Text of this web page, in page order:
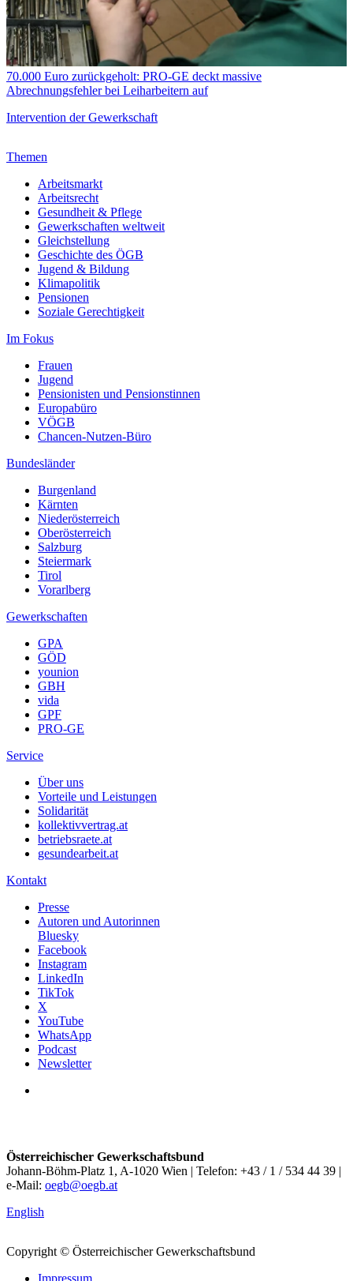
70.000 Euro zurückgeholt: PRO-GE deckt massive
Abrechnungsfehler bei Leiharbeitern auf
Intervention der Gewerkschaft
Themen
Arbeitsmarkt
Arbeitsrecht
Gesundheit & Pflege
Gewerkschaften weltweit
Gleichstellung
Geschichte des ÖGB
Jugend & Bildung
Klimapolitik
Pensionen
Soziale Gerechtigkeit
Im Fokus
Frauen
Jugend
Pensionisten und Pensionstinnen
Europabüro
VÖGB
Chancen-Nutzen-Büro
Bundesländer
Burgenland
Kärnten
Niederösterreich
Oberösterreich
Salzburg
Steiermark
Tirol
Vorarlberg
Gewerkschaften
GPA
GÖD
younion
GBH
vida
GPF
PRO-GE
Service
Über uns
Vorteile und Leistungen
Solidarität
kollektivvertrag.at
betriebsraete.at
gesundearbeit.at
Kontakt
Presse
Autoren und Autorinnen
Bluesky
Facebook
Instagram
LinkedIn
TikTok
X
YouTube
WhatsApp
Podcast
Newsletter
Österreichischer Gewerkschaftsbund
Johann-Böhm-Platz 1, A-1020 Wien | Telefon: +43 / 1 / 534 44 39 |
e-Mail: oegb@oegb.at
English
Copyright © Österreichischer Gewerkschaftsbund
Impressum